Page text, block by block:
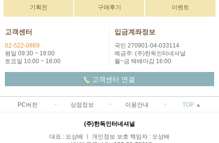
기획전 구매후기 이벤트
고객센터
02-522-0869
평일 09:30 ~ 18:00
토요일 10:00 ~ 18:00
입금계좌정보
국민 270901-04-033114
예금주: (주)한독인터네셔널
월~금 택배마감 16:00
고객센터 연결
PC버전 상점정보 이용안내 TOP ▲
(주)한독인터네셔널
대표 : 오상배 ㅣ 개인정보 보호 책임자 : 오상배